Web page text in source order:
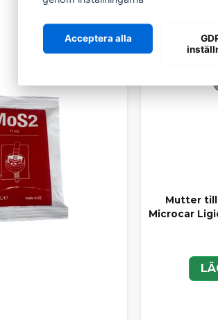
Mutter till
Microcar
Acceptera alla